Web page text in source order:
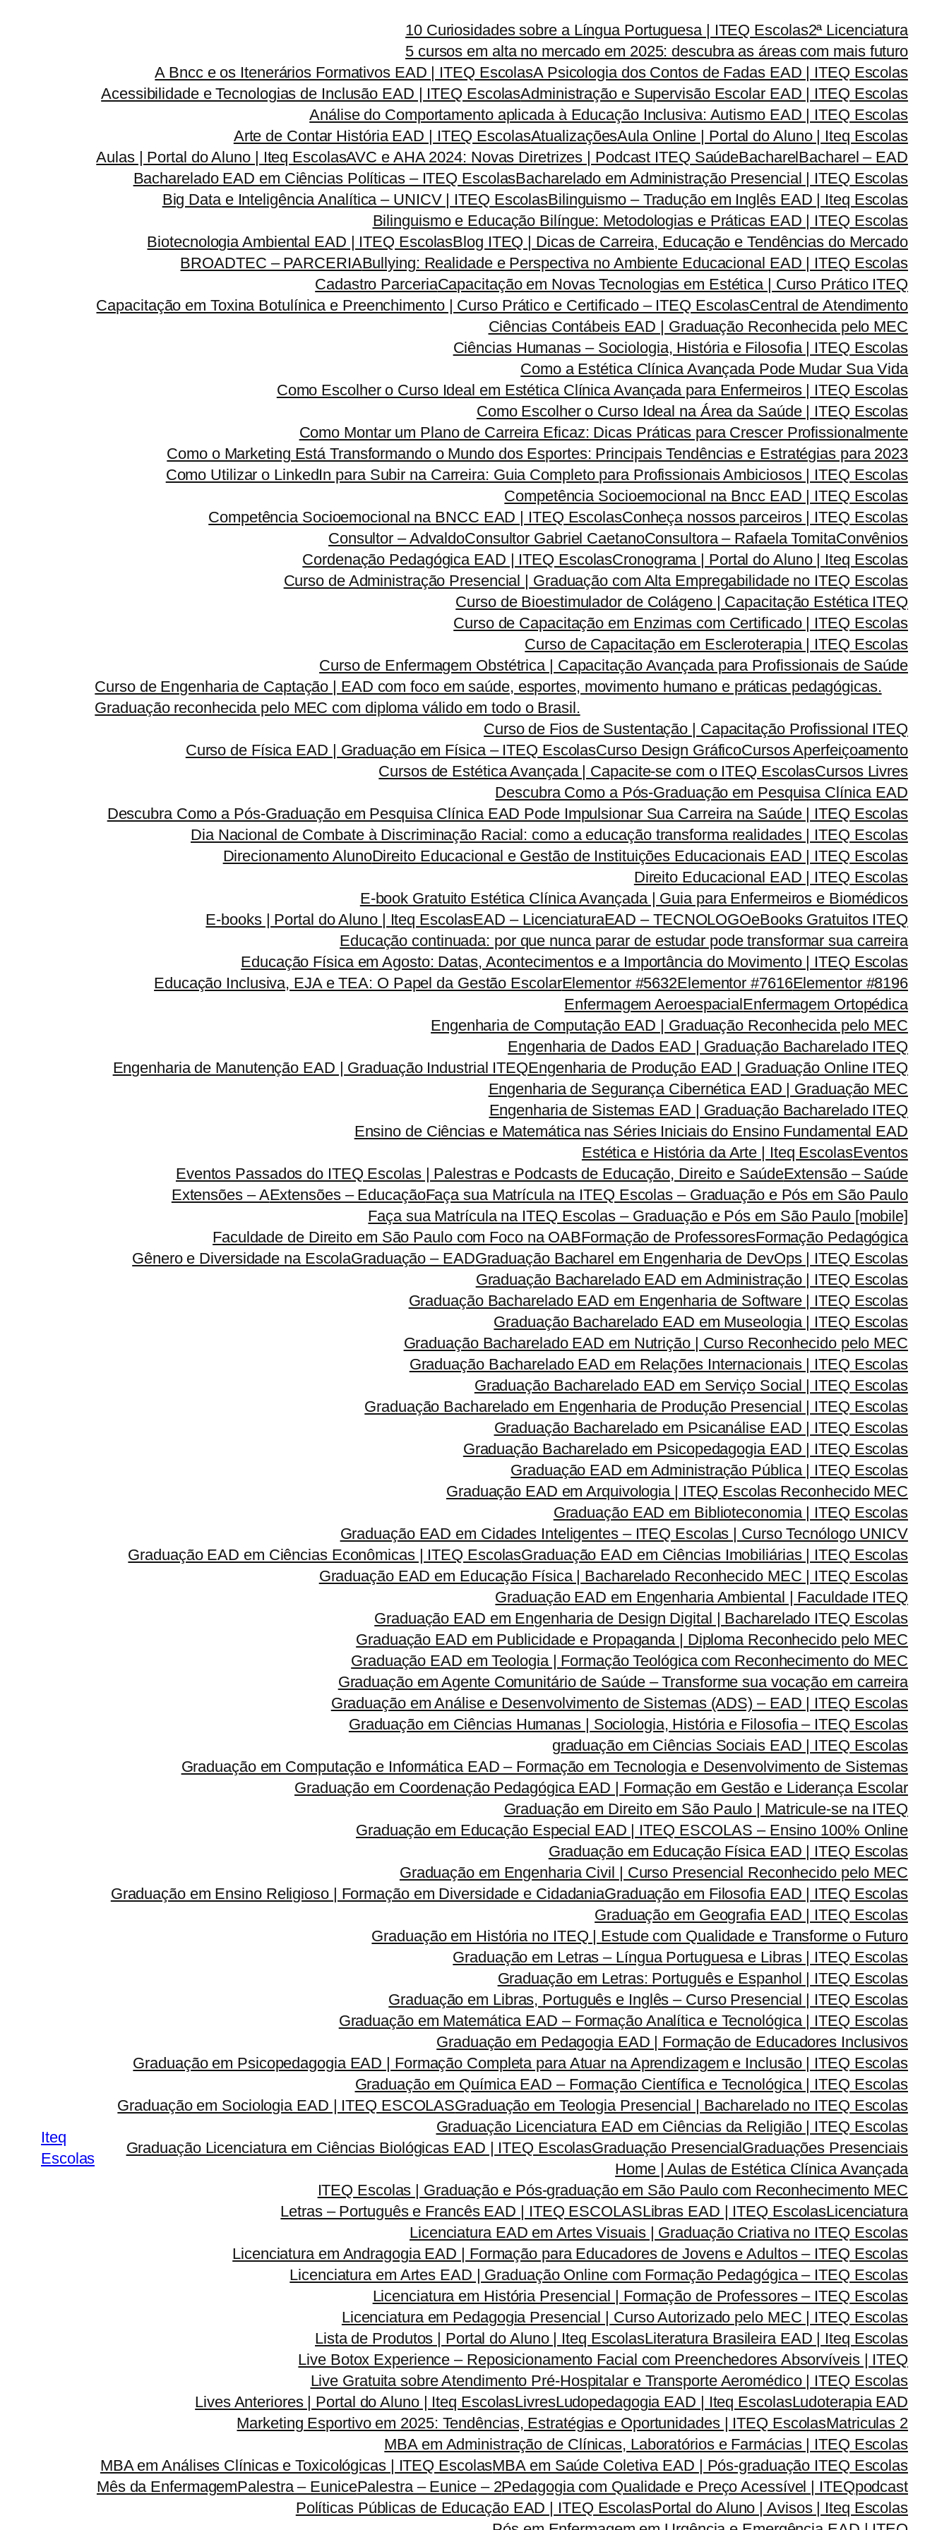
Iteq
Escolas
10 Curiosidades sobre a Língua Portuguesa | ITEQ Escolas2ª Licenciatura
5 cursos em alta no mercado em 2025: descubra as áreas com mais futuro
A Bncc e os Itenerários Formativos EAD | ITEQ EscolasA Psicologia dos Contos de Fadas EAD | ITEQ Escolas
Acessibilidade e Tecnologias de Inclusão EAD | ITEQ EscolasAdministração e Supervisão Escolar EAD | ITEQ Escolas
Análise do Comportamento aplicada à Educação Inclusiva: Autismo EAD | ITEQ Escolas
Arte de Contar História EAD | ITEQ EscolasAtualizaçõesAula Online | Portal do Aluno | Iteq Escolas
Aulas | Portal do Aluno | Iteq EscolasAVC e AHA 2024: Novas Diretrizes | Podcast ITEQ SaúdeBacharelBacharel – EAD
Bacharelado EAD em Ciências Políticas – ITEQ EscolasBacharelado em Administração Presencial | ITEQ Escolas
Big Data e Inteligência Analítica – UNICV | ITEQ EscolasBilinguismo – Tradução em Inglês EAD | Iteq Escolas
Bilinguismo e Educação Bilíngue: Metodologias e Práticas EAD | ITEQ Escolas
Biotecnologia Ambiental EAD | ITEQ EscolasBlog ITEQ | Dicas de Carreira, Educação e Tendências do Mercado
BROADTEC – PARCERIABullying: Realidade e Perspectiva no Ambiente Educacional EAD | ITEQ Escolas
Cadastro ParceriaCapacitação em Novas Tecnologias em Estética | Curso Prático ITEQ
Capacitação em Toxina Botulínica e Preenchimento | Curso Prático e Certificado – ITEQ EscolasCentral de Atendimento
Ciências Contábeis EAD | Graduação Reconhecida pelo MEC
Ciências Humanas – Sociologia, História e Filosofia | ITEQ Escolas
Como a Estética Clínica Avançada Pode Mudar Sua Vida
Como Escolher o Curso Ideal em Estética Clínica Avançada para Enfermeiros | ITEQ Escolas
Como Escolher o Curso Ideal na Área da Saúde | ITEQ Escolas
Como Montar um Plano de Carreira Eficaz: Dicas Práticas para Crescer Profissionalmente
Como o Marketing Está Transformando o Mundo dos Esportes: Principais Tendências e Estratégias para 2023
Como Utilizar o LinkedIn para Subir na Carreira: Guia Completo para Profissionais Ambiciosos | ITEQ Escolas
Competência Socioemocional na Bncc EAD | ITEQ Escolas
Competência Socioemocional na BNCC EAD | ITEQ EscolasConheça nossos parceiros | ITEQ Escolas
Consultor – AdvaldoConsultor Gabriel CaetanoConsultora – Rafaela TomitaConvênios
Cordenação Pedagógica EAD | ITEQ EscolasCronograma | Portal do Aluno | Iteq Escolas
Curso de Administração Presencial | Graduação com Alta Empregabilidade no ITEQ Escolas
Curso de Bioestimulador de Colágeno | Capacitação Estética ITEQ
Curso de Capacitação em Enzimas com Certificado | ITEQ Escolas
Curso de Capacitação em Escleroterapia | ITEQ Escolas
Curso de Enfermagem Obstétrica | Capacitação Avançada para Profissionais de Saúde
Curso de Engenharia de Captação | EAD com foco em saúde, esportes, movimento humano e práticas pedagógicas.
Graduação reconhecida pelo MEC com diploma válido em todo o Brasil.
Curso de Fios de Sustentação | Capacitação Profissional ITEQ
Curso de Física EAD | Graduação em Física – ITEQ EscolasCurso Design GráficoCursos Aperfeiçoamento
Cursos de Estética Avançada | Capacite-se com o ITEQ EscolasCursos Livres
Descubra Como a Pós-Graduação em Pesquisa Clínica EAD
Descubra Como a Pós-Graduação em Pesquisa Clínica EAD Pode Impulsionar Sua Carreira na Saúde | ITEQ Escolas
Dia Nacional de Combate à Discriminação Racial: como a educação transforma realidades | ITEQ Escolas
Direcionamento AlunoDireito Educacional e Gestão de Instituições Educacionais EAD | ITEQ Escolas
Direito Educacional EAD | ITEQ Escolas
E-book Gratuito Estética Clínica Avançada | Guia para Enfermeiros e Biomédicos
E-books | Portal do Aluno | Iteq EscolasEAD – LicenciaturaEAD – TECNOLOGOeBooks Gratuitos ITEQ
Educação continuada: por que nunca parar de estudar pode transformar sua carreira
Educação Física em Agosto: Datas, Acontecimentos e a Importância do Movimento | ITEQ Escolas
Educação Inclusiva, EJA e TEA: O Papel da Gestão EscolarElementor #5632Elementor #7616Elementor #8196
Enfermagem AeroespacialEnfermagem Ortopédica
Engenharia de Computação EAD | Graduação Reconhecida pelo MEC
Engenharia de Dados EAD | Graduação Bacharelado ITEQ
Engenharia de Manutenção EAD | Graduação Industrial ITEQEngenharia de Produção EAD | Graduação Online ITEQ
Engenharia de Segurança Cibernética EAD | Graduação MEC
Engenharia de Sistemas EAD | Graduação Bacharelado ITEQ
Ensino de Ciências e Matemática nas Séries Iniciais do Ensino Fundamental EAD
Estética e História da Arte | Iteq EscolasEventos
Eventos Passados do ITEQ Escolas | Palestras e Podcasts de Educação, Direito e SaúdeExtensão – Saúde
Extensões – AExtensões – EducaçãoFaça sua Matrícula na ITEQ Escolas – Graduação e Pós em São Paulo
Faça sua Matrícula na ITEQ Escolas – Graduação e Pós em São Paulo [mobile]
Faculdade de Direito em São Paulo com Foco na OABFormação de ProfessoresFormação Pedagógica
Gênero e Diversidade na EscolaGraduação – EADGraduação Bacharel em Engenharia de DevOps | ITEQ Escolas
Graduação Bacharelado EAD em Administração | ITEQ Escolas
Graduação Bacharelado EAD em Engenharia de Software | ITEQ Escolas
Graduação Bacharelado EAD em Museologia | ITEQ Escolas
Graduação Bacharelado EAD em Nutrição | Curso Reconhecido pelo MEC
Graduação Bacharelado EAD em Relações Internacionais | ITEQ Escolas
Graduação Bacharelado EAD em Serviço Social | ITEQ Escolas
Graduação Bacharelado em Engenharia de Produção Presencial | ITEQ Escolas
Graduação Bacharelado em Psicanálise EAD | ITEQ Escolas
Graduação Bacharelado em Psicopedagogia EAD | ITEQ Escolas
Graduação EAD em Administração Pública | ITEQ Escolas
Graduação EAD em Arquivologia | ITEQ Escolas Reconhecido MEC
Graduação EAD em Biblioteconomia | ITEQ Escolas
Graduação EAD em Cidades Inteligentes – ITEQ Escolas | Curso Tecnólogo UNICV
Graduação EAD em Ciências Econômicas | ITEQ EscolasGraduação EAD em Ciências Imobiliárias | ITEQ Escolas
Graduação EAD em Educação Física | Bacharelado Reconhecido MEC | ITEQ Escolas
Graduação EAD em Engenharia Ambiental | Faculdade ITEQ
Graduação EAD em Engenharia de Design Digital | Bacharelado ITEQ Escolas
Graduação EAD em Publicidade e Propaganda | Diploma Reconhecido pelo MEC
Graduação EAD em Teologia | Formação Teológica com Reconhecimento do MEC
Graduação em Agente Comunitário de Saúde – Transforme sua vocação em carreira
Graduação em Análise e Desenvolvimento de Sistemas (ADS) – EAD | ITEQ Escolas
Graduação em Ciências Humanas | Sociologia, História e Filosofia – ITEQ Escolas
graduação em Ciências Sociais EAD | ITEQ Escolas
Graduação em Computação e Informática EAD – Formação em Tecnologia e Desenvolvimento de Sistemas
Graduação em Coordenação Pedagógica EAD | Formação em Gestão e Liderança Escolar
Graduação em Direito em São Paulo | Matricule-se na ITEQ
Graduação em Educação Especial EAD | ITEQ ESCOLAS – Ensino 100% Online
Graduação em Educação Física EAD | ITEQ Escolas
Graduação em Engenharia Civil | Curso Presencial Reconhecido pelo MEC
Graduação em Ensino Religioso | Formação em Diversidade e CidadaniaGraduação em Filosofia EAD | ITEQ Escolas
Graduação em Geografia EAD | ITEQ Escolas
Graduação em História no ITEQ | Estude com Qualidade e Transforme o Futuro
Graduação em Letras – Língua Portuguesa e Libras | ITEQ Escolas
Graduação em Letras: Português e Espanhol | ITEQ Escolas
Graduação em Libras, Português e Inglês – Curso Presencial | ITEQ Escolas
Graduação em Matemática EAD – Formação Analítica e Tecnológica | ITEQ Escolas
Graduação em Pedagogia EAD | Formação de Educadores Inclusivos
Graduação em Psicopedagogia EAD | Formação Completa para Atuar na Aprendizagem e Inclusão | ITEQ Escolas
Graduação em Química EAD – Formação Científica e Tecnológica | ITEQ Escolas
Graduação em Sociologia EAD | ITEQ ESCOLASGraduação em Teologia Presencial | Bacharelado no ITEQ Escolas
Graduação Licenciatura EAD em Ciências da Religião | ITEQ Escolas
Graduação Licenciatura em Ciências Biológicas EAD | ITEQ EscolasGraduação PresencialGraduações Presenciais
Home | Aulas de Estética Clínica Avançada
ITEQ Escolas | Graduação e Pós-graduação em São Paulo com Reconhecimento MEC
Letras – Português e Francês EAD | ITEQ ESCOLASLibras EAD | ITEQ EscolasLicenciatura
Licenciatura EAD em Artes Visuais | Graduação Criativa no ITEQ Escolas
Licenciatura em Andragogia EAD | Formação para Educadores de Jovens e Adultos – ITEQ Escolas
Licenciatura em Artes EAD | Graduação Online com Formação Pedagógica – ITEQ Escolas
Licenciatura em História Presencial | Formação de Professores – ITEQ Escolas
Licenciatura em Pedagogia Presencial | Curso Autorizado pelo MEC | ITEQ Escolas
Lista de Produtos | Portal do Aluno | Iteq EscolasLiteratura Brasileira EAD | Iteq Escolas
Live Botox Experience – Reposicionamento Facial com Preenchedores Absorvíveis | ITEQ
Live Gratuita sobre Atendimento Pré-Hospitalar e Transporte Aeromédico | ITEQ Escolas
Lives Anteriores | Portal do Aluno | Iteq EscolasLivresLudopedagogia EAD | Iteq EscolasLudoterapia EAD
Marketing Esportivo em 2025: Tendências, Estratégias e Oportunidades | ITEQ EscolasMatriculas 2
MBA em Administração de Clínicas, Laboratórios e Farmácias | ITEQ Escolas
MBA em Análises Clínicas e Toxicológicas | ITEQ EscolasMBA em Saúde Coletiva EAD | Pós-graduação ITEQ Escolas
Mês da EnfermagemPalestra – EunicePalestra – Eunice – 2Pedagogia com Qualidade e Preço Acessível | ITEQpodcast
Políticas Públicas de Educação EAD | ITEQ EscolasPortal do Aluno | Avisos | Iteq Escolas